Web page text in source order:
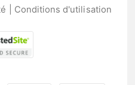
Conditions d'utilisation